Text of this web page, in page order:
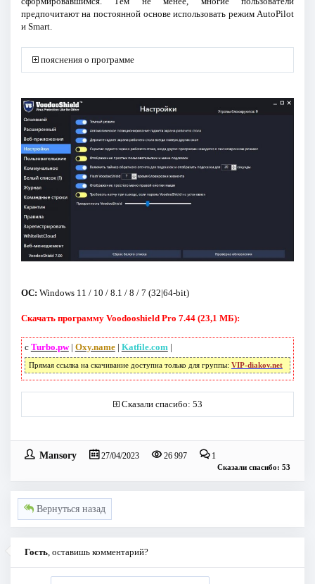
предпочитают на постоянной основе использовать режим AutoPilot
и Smart.
пояснения о программе
ОС: Windows 11 / 10 / 8.1 / 8 / 7 (32|64-bit)
Скачать программу Voodooshield Pro 7.44 (23,1 МБ):
с Turbo.pw| Oxy.name| Katfile.com|
Прямая ссылка на скачивание доступна только для группы: VIP-diakov.net
Сказали спасибо: 53
Mansory 27/04/2023 26 997 1
Сказали спасибо: 53
Вернуться назад
Гость, оставишь комментарий?